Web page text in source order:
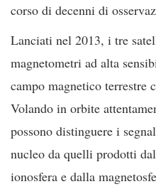
corso di decenni di
Lanciati nel 2013, i tre
magnetometri ad alta
campo magnetico terrestre
Volando in orbite
possono distinguere i
nucleo da quelli prodotti
ionosfera e dalla